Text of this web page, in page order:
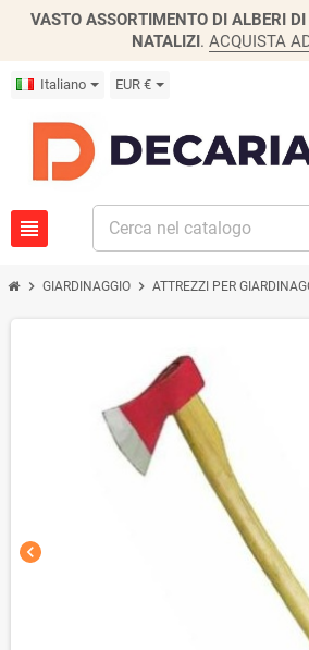
VASTO ASSORTIMENTO DI ALBERI
NATALIZI. ACQUISTA
Italiano EUR €
view_headline
chevron_right GIARDINAGGIO chevron_right ATTREZZI PER
chevron_left